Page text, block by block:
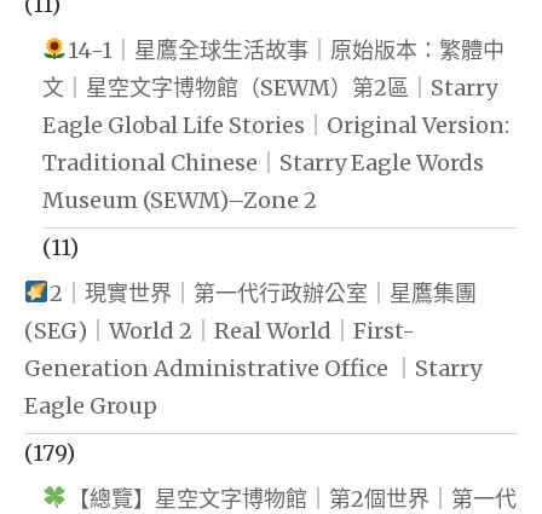
14-1｜星鷹全球生活故事｜原始版本：繁體中
文｜星空文字博物館（SEWM）第2區｜Starry
Eagle Global Life Stories｜Original Version:
Traditional Chinese｜Starry Eagle Words
Museum (SEWM)–Zone 2
(11)
2｜現實世界｜第一代行政辦公室｜星鷹集團
(SEG)｜World 2｜Real World｜First-
Generation Administrative Office ｜Starry
Eagle Group
(179)
【總覽】星空文字博物館｜第2個世界｜第一代